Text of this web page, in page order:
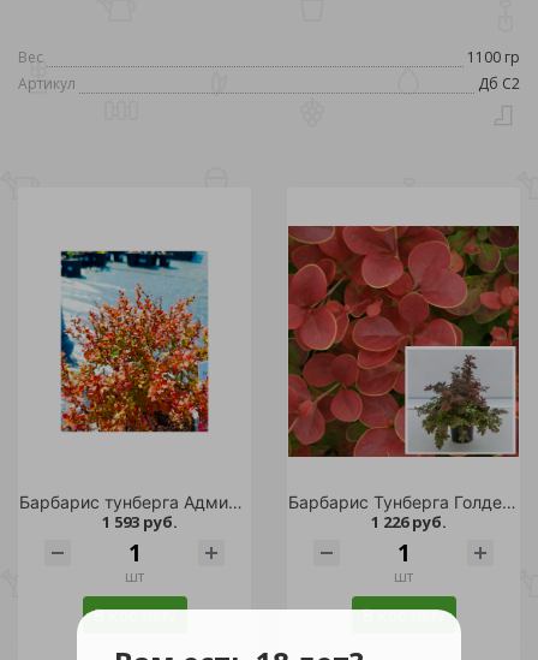
Вес
1100 гр
Артикул
Дб С2
Барбарис тунберга Адмирейшн С3 1шт /Berberis thunbergii Admiration
1 593 руб.
шт
В корзину
Барбарис Тунберга Голден Ринг С2 1шт
1 226 руб.
шт
В корзину